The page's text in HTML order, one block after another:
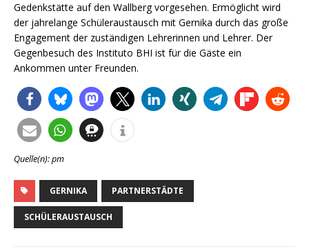
Gedenkstätte auf den Wallberg vorgesehen. Ermöglicht wird
der jahrelange Schüleraustausch mit Gernika durch das große
Engagement der zuständigen Lehrerinnen und Lehrer. Der
Gegenbesuch des Instituto BHI ist für die Gäste ein
Ankommen unter Freunden.
Quelle(n): pm
GERNIKA PARTNERSTÄDTE
SCHÜLERAUSTAUSCH